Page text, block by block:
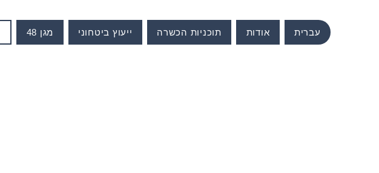
עברית אודות תוכניות הכשרה ייעוץ ביטחוני מגן 48